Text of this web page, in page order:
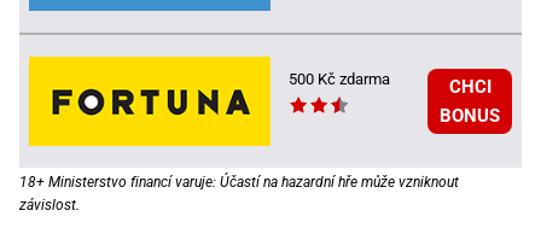
500 Kč zdarma
CHCI
BONUS
18+ Ministerstvo financí varuje: Účastí na hazardní hře může vzniknout
závislost.